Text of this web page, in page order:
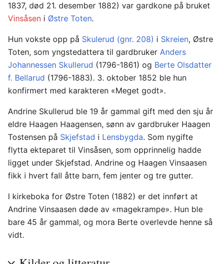
1837, død 21. desember 1882) var gardkone på bruket
Vinsåsen i Østre Toten.
Hun vokste opp på Skulerud (gnr. 208) i Skreien, Østre
Toten, som yngstedattera til gardbruker Anders
Johannessen Skullerud (1796-1861) og Berte Olsdatter
f. Bellarud (1796-1883). 3. oktober 1852 ble hun
konfirmert med karakteren «Meget godt».
Andrine Skullerud ble 19 år gammal gift med den sju år
eldre Haagen Haagensen, sønn av gardbruker Haagen
Tostensen på Skjefstad i Lensbygda. Som nygifte
flytta ekteparet til Vinsåsen, som opprinnelig hadde
ligget under Skjefstad. Andrine og Haagen Vinsaasen
fikk i hvert fall åtte barn, fem jenter og tre gutter.
I kirkeboka for Østre Toten (1882) er det innført at
Andrine Vinsaasen døde av «magekrampe». Hun ble
bare 45 år gammal, og mora Berte overlevde henne så
vidt.